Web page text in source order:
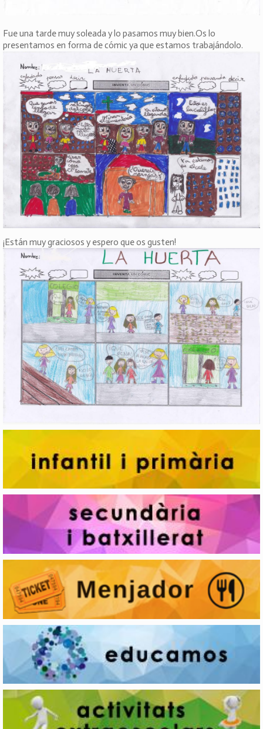
Fue una tarde muy soleada y lo pasamos muy bien.Os lo
presentamos en forma de cómic ya que estamos trabajándolo.
¡Están muy graciosos y espero que os gusten!